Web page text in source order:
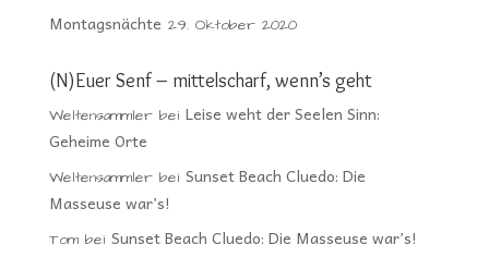
Montagsnächte 29. Oktober 2020
(N)Euer Senf – mittelscharf, wenn’s geht
Weltensammlerbei Leise weht der Seelen Sinn:
Geheime Orte
Weltensammlerbei Sunset Beach Cluedo: Die
Masseuse war’s!
Tombei Sunset Beach Cluedo: Die Masseuse war’s!